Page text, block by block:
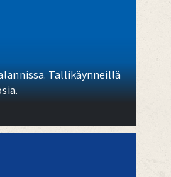
Tallikäynneillä